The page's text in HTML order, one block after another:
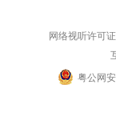
网络视听许可
粤公网